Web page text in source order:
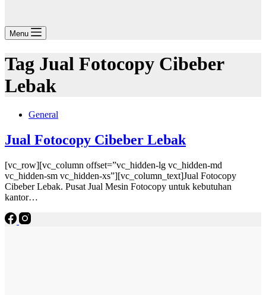
Menu
Tag Jual Fotocopy Cibeber
Lebak
General
Jual Fotocopy Cibeber Lebak
[vc_row][vc_column offset=”vc_hidden-lg vc_hidden-md
vc_hidden-sm vc_hidden-xs”][vc_column_text]Jual Fotocopy
Cibeber Lebak. Pusat Jual Mesin Fotocopy untuk kebutuhan
kantor…